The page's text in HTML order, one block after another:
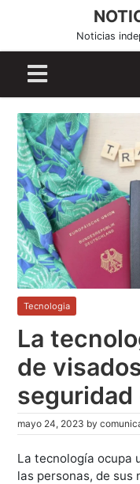
i
Noticias
Tecnologia
La
de
seguridad
mayo 24, 2023 by
La tecnología ocupa
las personas, de sus